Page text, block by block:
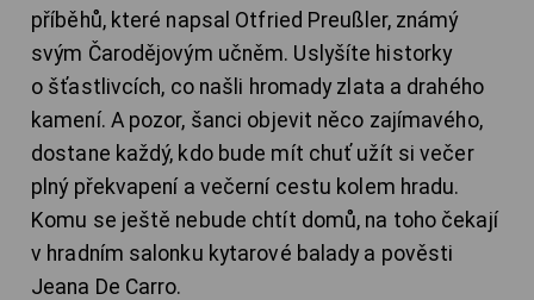
příběhů, které napsal Otfried Preußler, známý
svým Čarodějovým učněm. Uslyšíte historky
o šťastlivcích, co našli hromady zlata a drahého
kamení. A pozor, šanci objevit něco zajímavého,
dostane každý, kdo bude mít chuť užít si večer
plný překvapení a večerní cestu kolem hradu.
Komu se ještě nebude chtít domů, na toho čekají
v hradním salonku kytarové balady a pověsti
Jeana De Carro.